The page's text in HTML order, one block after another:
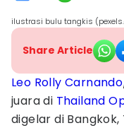
ilustrasi bulu tangkis
Share Article
Leo Rolly Carnando
juara di Thailand
digelar di